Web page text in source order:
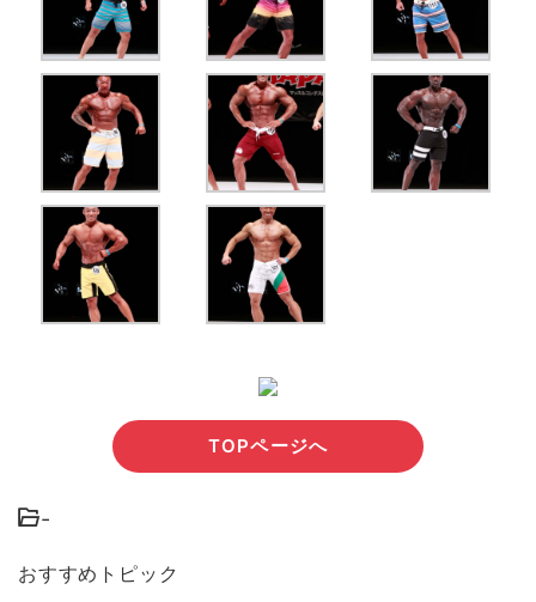
TOPページへ
-
おすすめトピック